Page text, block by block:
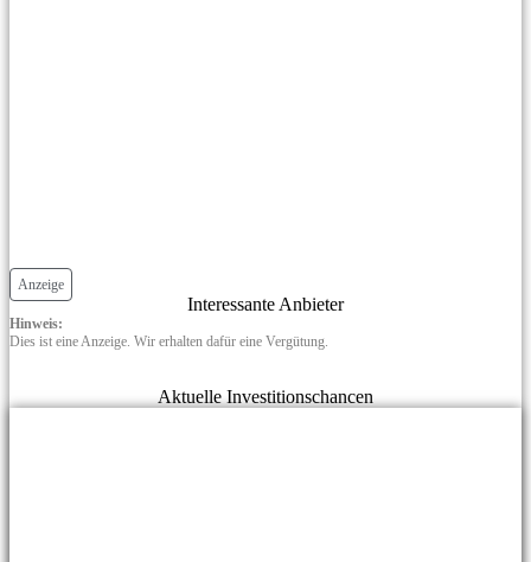
Anzeige
Interessante Anbieter
Hinweis:
Dies ist eine Anzeige. Wir erhalten dafür eine Vergütung.
Aktuelle Investitionschancen